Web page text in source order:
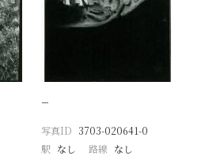
−
写真ID 3703-020641-0
駅 なし 路線 なし